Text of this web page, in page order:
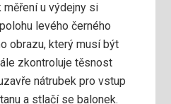
u výdejny si
levého černého
obrazu, který musí být
zkontroluje těsnost
nátrubek pro vstup
a stlačí se balonek.